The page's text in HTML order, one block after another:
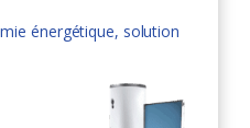
énergétique, solution